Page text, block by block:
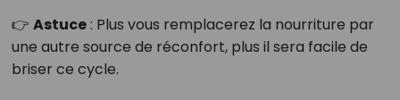
👉 Astuce: Plus vous remplacerez la nourriture par
une autre source de réconfort, plus il sera facile de
briser ce cycle.